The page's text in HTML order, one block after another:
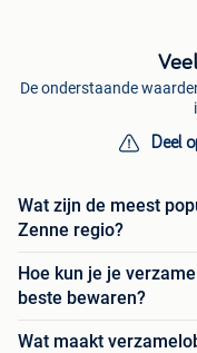
De onderstaande
Deel
Wat zijn de meest
Zenne regio?
Hoe kun je je
beste bewaren?
Wat maakt